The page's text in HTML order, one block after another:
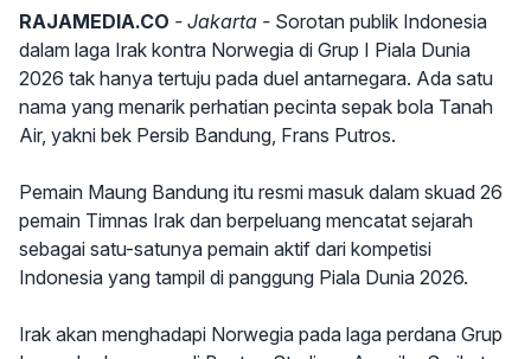
RAJAMEDIA.CO - Jakarta - Sorotan publik Indonesia
dalam laga Irak kontra Norwegia di Grup I Piala Dunia
2026 tak hanya tertuju pada duel antarnegara. Ada satu
nama yang menarik perhatian pecinta sepak bola Tanah
Air, yakni bek Persib Bandung, Frans Putros.
Pemain Maung Bandung itu resmi masuk dalam skuad 26
pemain Timnas Irak dan berpeluang mencatat sejarah
sebagai satu-satunya pemain aktif dari kompetisi
Indonesia yang tampil di panggung Piala Dunia 2026.
Irak akan menghadapi Norwegia pada laga perdana Grup